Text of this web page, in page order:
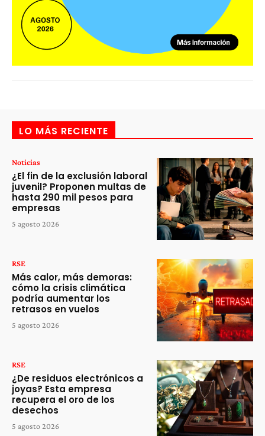
LO MÁS RECIENTE
Noticias
¿El fin de la exclusión laboral
juvenil? Proponen multas de
hasta 290 mil pesos para
empresas
5 agosto 2026
RSE
Más calor, más demoras:
cómo la crisis climática
podría aumentar los
retrasos en vuelos
5 agosto 2026
RSE
¿De residuos electrónicos a
joyas? Esta empresa
recupera el oro de los
desechos
5 agosto 2026